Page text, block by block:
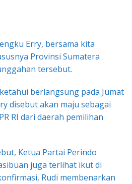
Erry, bersama kita
Provinsi Sumatera
tersebut.
berlangsung pada Jumat
disebut akan maju sebagai
RI dari daerah pemilihan
Ketua Partai Perindo
juga terlihat ikut di
Rudi membenarkan